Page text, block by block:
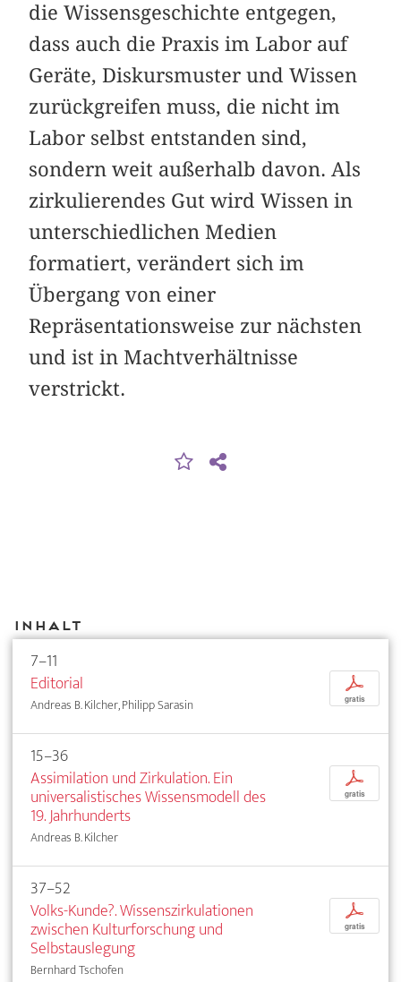
die Wissensgeschichte entgegen,
dass auch die Praxis im Labor auf
Geräte, Diskursmuster und Wissen
zurückgreifen muss, die nicht im
Labor selbst entstanden sind,
sondern weit außerhalb davon. Als
zirkulierendes Gut wird Wissen in
unterschiedlichen Medien
formatiert, verändert sich im
Übergang von einer
Repräsentationsweise zur nächsten
und ist in Machtverhältnisse
verstrickt.
Inhalt
7–11
Editorial
Andreas B. Kilcher, Philipp Sarasin
p
gratis
15–36
Assimilation und Zirkulation. Ein
universalistisches Wissensmodell des
19. Jahrhunderts
Andreas B. Kilcher
p
gratis
37–52
Volks-Kunde?. Wissenszirkulationen
zwischen Kulturforschung und
Selbstauslegung
Bernhard Tschofen
p
gratis